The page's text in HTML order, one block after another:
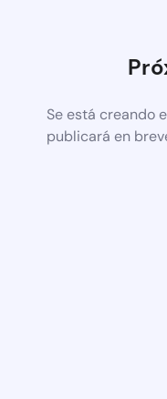
Se está creando
publicará en